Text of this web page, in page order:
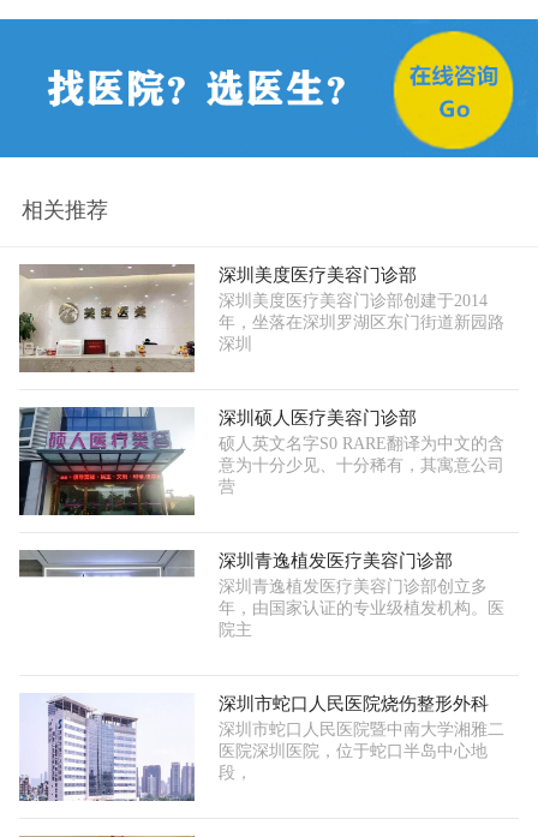
相关推荐
深圳美度医疗美容门诊部
深圳美度医疗美容门诊部创建于2014
年，坐落在深圳罗湖区东门街道新园路
深圳
深圳硕人医疗美容门诊部
硕人英文名字S0 RARE翻译为中文的含
意为十分少见、十分稀有，其寓意公司
营
深圳青逸植发医疗美容门诊部
深圳青逸植发医疗美容门诊部创立多
年，由国家认证的专业级植发机构。医
院主
深圳市蛇口人民医院烧伤整形外科
深圳市蛇口人民医院暨中南大学湘雅二
医院深圳医院，位于蛇口半岛中心地
段，